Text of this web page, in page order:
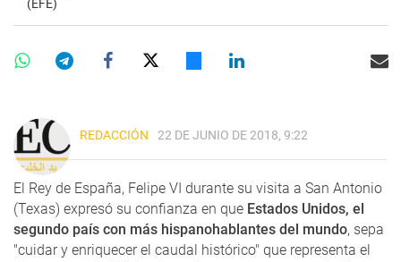
(EFE)
REDACCIÓN 22 DE JUNIO DE 2018, 9:22
El Rey de España, Felipe VI durante su visita a San Antonio
(Texas) expresó su confianza en que Estados Unidos, el
segundo país con más hispanohablantes del mundo, sepa
"cuidar y enriquecer el caudal histórico" que representa el